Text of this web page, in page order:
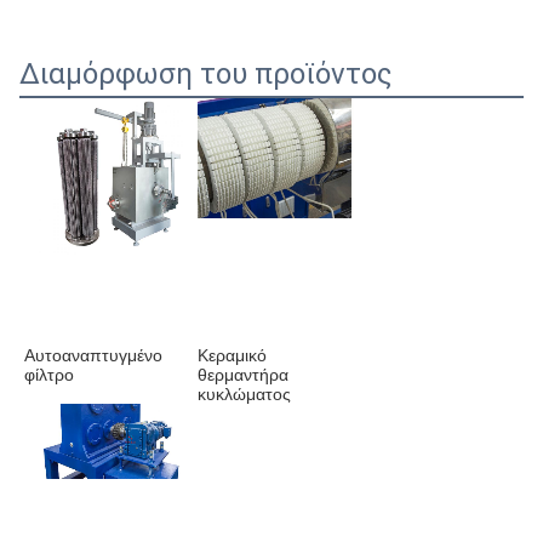
Διαμόρφωση του προϊόντος
Αυτοαναπτυγμένο
φίλτρο
Κεραμικό
θερμαντήρα
κυκλώματος